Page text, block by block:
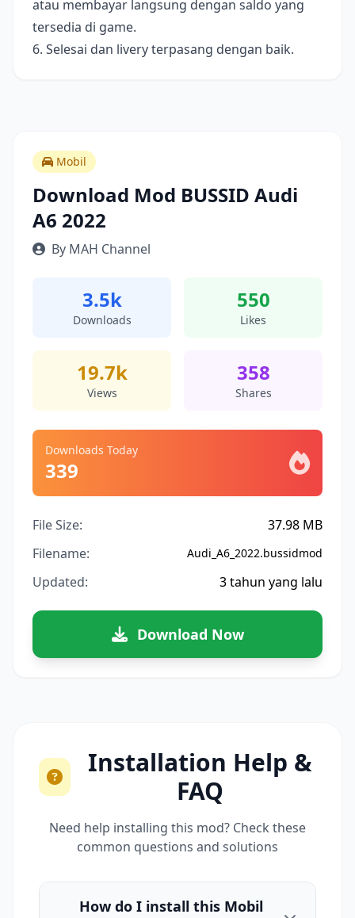
atau membayar langsung dengan saldo yang
tersedia di game.
6. Selesai dan livery terpasang dengan baik.
Mobil
Download Mod BUSSID Audi
A6 2022
By MAH Channel
3.5k
Downloads
550
Likes
19.7k
Views
358
Shares
Downloads Today
339
File Size:
37.98 MB
Filename:
Audi_A6_2022.bussidmod
Updated: 3 tahun yang lalu
Download Now
Installation Help &
FAQ
Need help installing this mod? Check these
common questions and solutions
How do I install this Mobil